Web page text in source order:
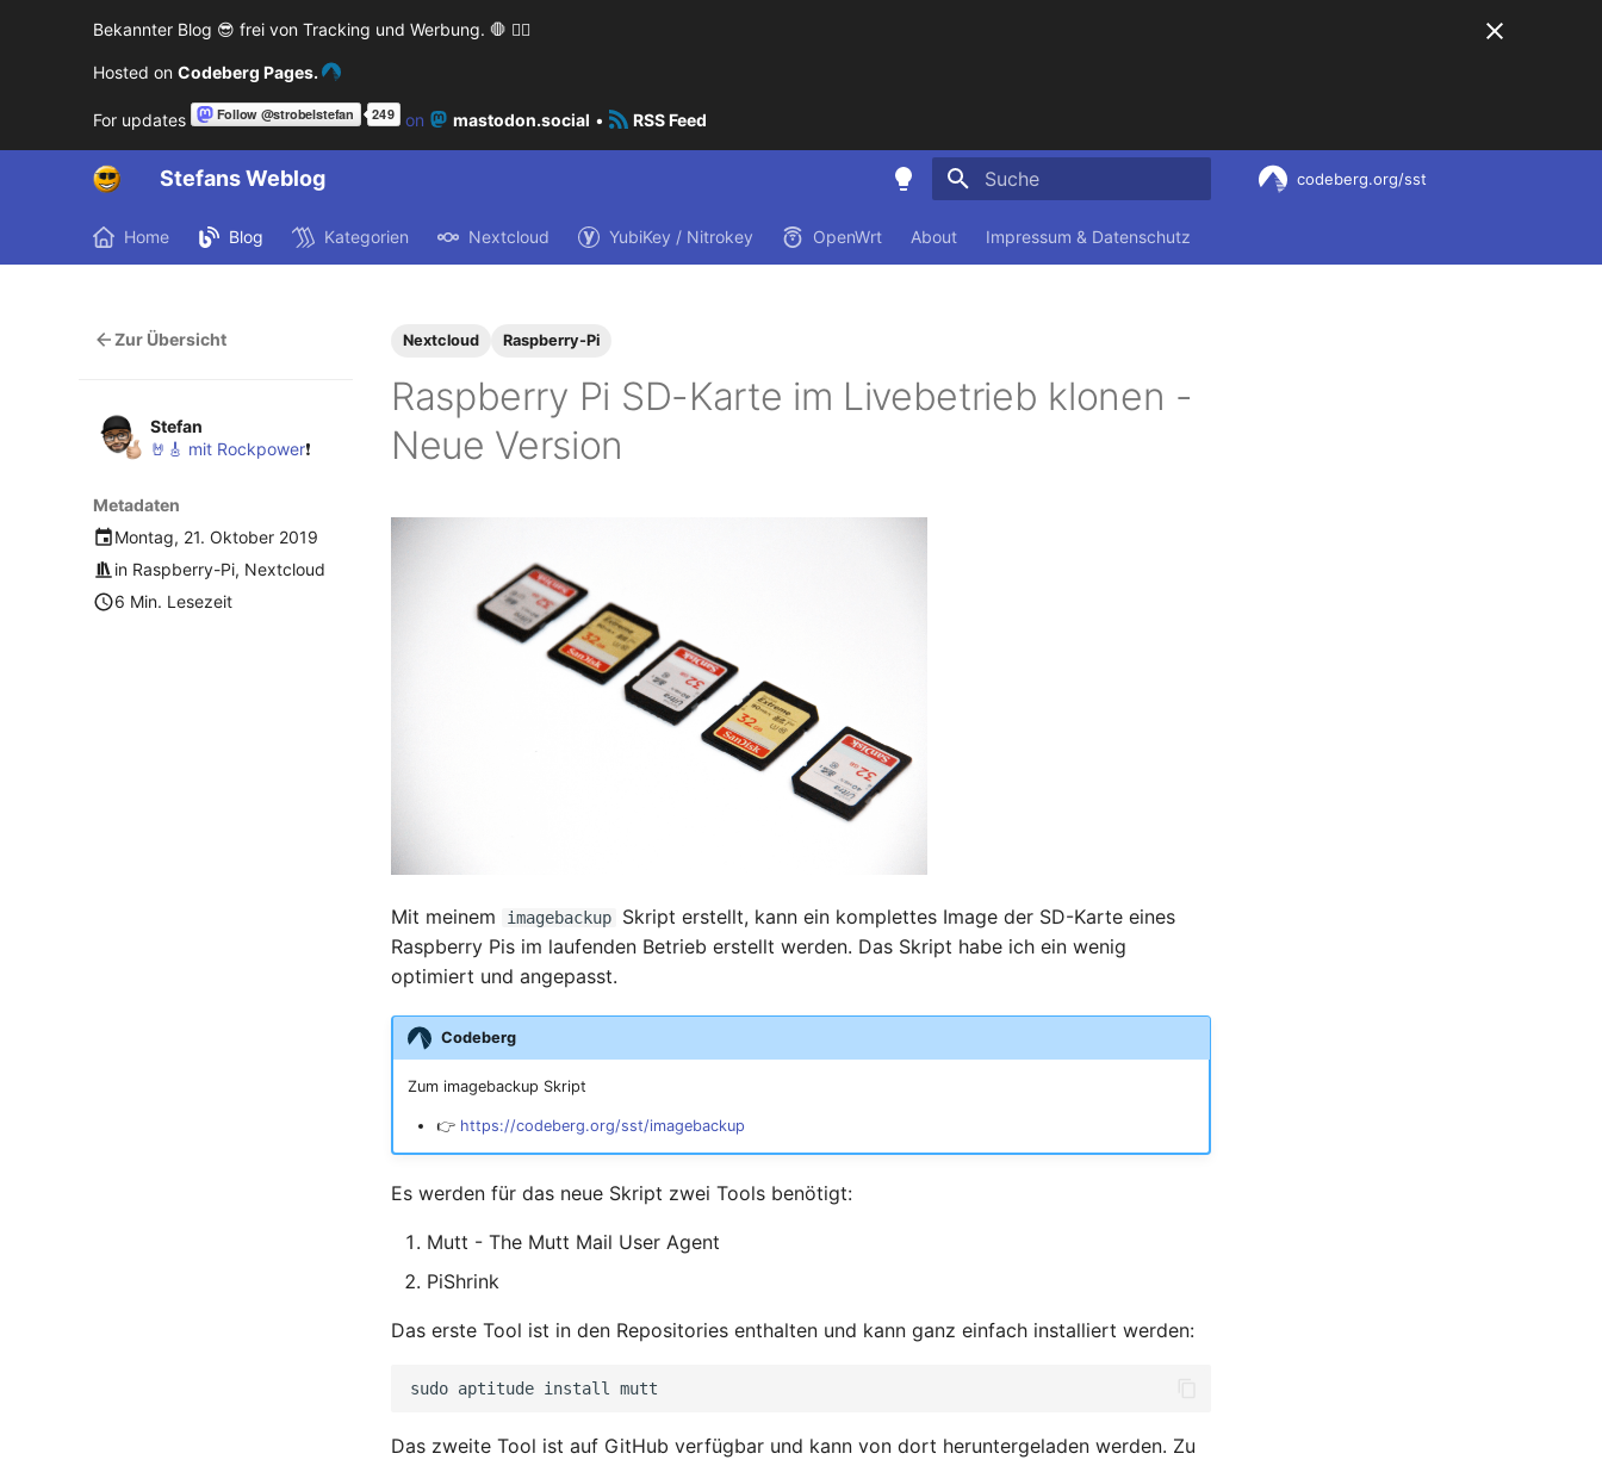
Bekannter Blog 😎 frei von Tracking und Werbung. 🛑 🙅‍♂️
Hosted on Codeberg Pages.
For updates on mastodon.social • RSS Feed
Stefans Weblog codeberg.org/sst
Home Blog Kategorien Nextcloud YubiKey / Nitrokey OpenWrt About Impressum & Datenschutz
Zur Übersicht
Stefan
🤘🎸 mit Rockpower❗️
Metadaten
Montag, 21. Oktober 2019
in Raspberry-Pi, Nextcloud
6 Min. Lesezeit
Nextcloud Raspberry-Pi
Raspberry Pi SD-Karte im Livebetrieb klonen -
Neue Version
Mit meinem imagebackup
Skript erstellt, kann ein komplettes Image der SD-Karte eines
Raspberry Pis im laufenden Betrieb erstellt werden. Das Skript habe ich ein wenig
optimiert und angepasst.
Codeberg
Zum imagebackup Skript
👉 https://codeberg.org/sst/imagebackup
Es werden für das neue Skript zwei Tools benötigt:
Mutt - The Mutt Mail User Agent
PiShrink
Das erste Tool ist in den Repositories enthalten und kann ganz einfach installiert werden:
sudo aptitude install
Das zweite Tool ist auf GitHub verfügbar und kann von dort heruntergeladen werden. Zu